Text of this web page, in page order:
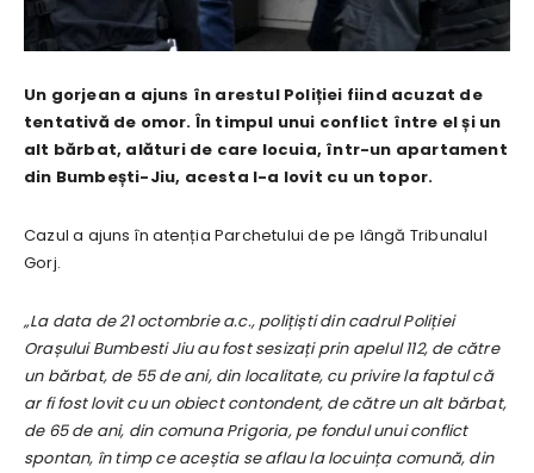
Un gorjean a ajuns în arestul Poliției fiind acuzat de
tentativă de omor. În timpul unui conflict între el și un
alt bărbat, alături de care locuia, într-un apartament
din Bumbești-Jiu, acesta l-a lovit cu un topor.
Cazul a ajuns în atenția Parchetului de pe lângă Tribunalul
Gorj.
„La data de 21 octombrie a.c., polițiști din cadrul Poliției
Orașului Bumbesti Jiu au fost sesizați prin apelul 112, de către
un bărbat, de 55 de ani, din localitate, cu privire la faptul că
ar fi fost lovit cu un obiect contondent, de către un alt bărbat,
de 65 de ani, din comuna Prigoria, pe fondul unui conflict
spontan, în timp ce aceștia se aflau la locuința comună, din